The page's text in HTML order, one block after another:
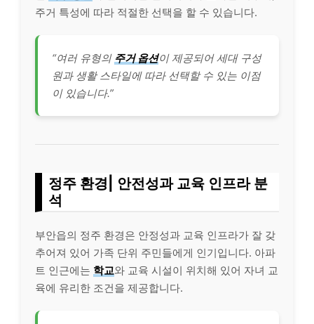
주거 특성에 따라 적절한 선택을 할 수 있습니다.
“여러 유형의 주거 옵션이 제공되어 세대 구성
원과 생활 스타일에 따라 선택할 수 있는 이점
이 있습니다.”
정주 환경| 안전성과 교육 인프라 분
석
부안읍의 정주 환경은 안정성과 교육 인프라가 잘 갖
추어져 있어 가족 단위 주민들에게 인기입니다. 아파
트 인근에는 학교와 교육 시설이 위치해 있어 자녀 교
육에 유리한 조건을 제공합니다.